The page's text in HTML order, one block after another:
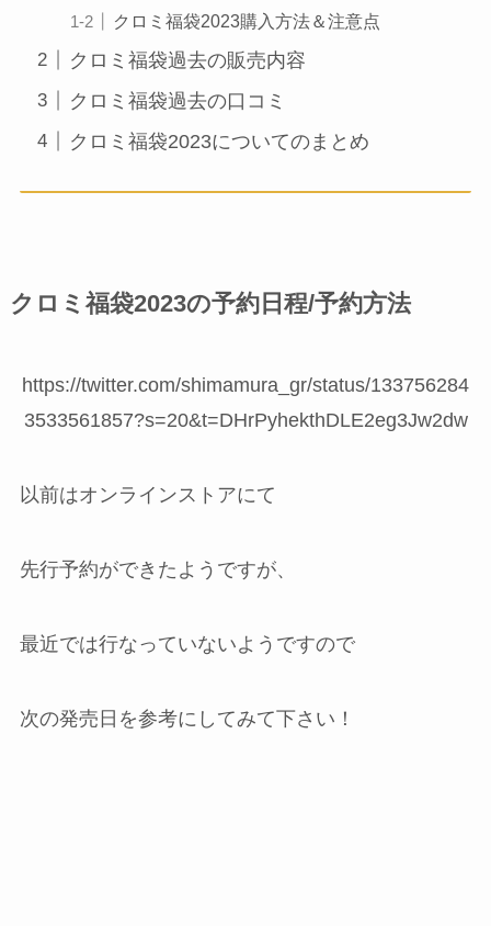
クロミ福袋2023購入方法＆注意点
クロミ福袋過去の販売内容
クロミ福袋過去の口コミ
クロミ福袋2023についてのまとめ
クロミ福袋2023の予約日程/予約方法
https://twitter.com/shimamura_gr/status/133756284
3533561857?s=20&t=DHrPyhekthDLE2eg3Jw2dw
以前はオンラインストアにて
先行予約ができたようですが、
最近では行なっていないようですので
次の発売日を参考にしてみて下さい！